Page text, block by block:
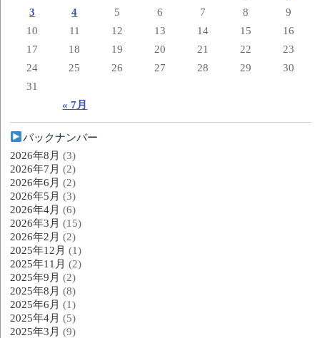
« 7月
3
4 5 6 7 8
9
10
11 12 13 14 15
16
17
18 19 20 21 22
23
24
25 26 27 28 29
30
31
バックナンバー
2026年8月 (3)
2026年7月 (2)
2026年6月 (2)
2026年5月 (3)
2026年4月 (6)
2026年3月 (15)
2026年2月 (2)
2025年12月 (1)
2025年11月 (2)
2025年9月 (2)
2025年8月 (8)
2025年6月 (1)
2025年4月 (5)
2025年3月 (9)